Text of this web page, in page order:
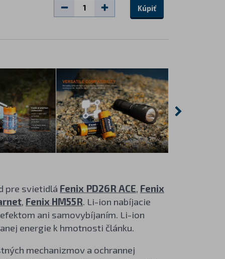
Kúpiť
pre svietidlá Fenix PD26R ACE Fenix
, Fenix HM55R . Li-ion nabíjacie
ani samovybíjaním. Li-ion
energie k hmotnosti článku.
mechanizmov a ochrannej